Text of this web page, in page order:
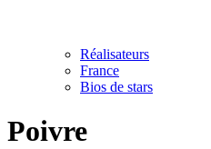
Réalisateurs
France
Bios de stars
Poivre